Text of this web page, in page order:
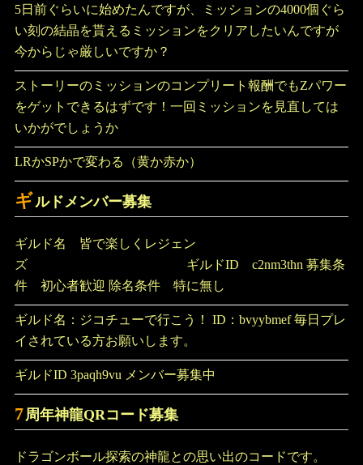
5日前ぐらいに始めたんですが、ミッションの4000個ぐら
い刻の結晶を貰えるミッションをクリアしたいんですが
今からじゃ厳しいですか？
ストーリーのミッションのコンプリート報酬でもZパワー
をゲットできるはずです！一回ミッションを見直しては
いかがでしょうか
LRかSPかで変わる（黄か赤か）
ギルドメンバー募集
ギルド名 皆で楽しくレジェン
ズ ギルドID c2nm3thn 募集条
件 初心者歓迎 除名条件 特に無し
ギルド名：ジコチューで行こう！ ID：bvyybmef 毎日プレ
イされている方お願いします。
ギルドID 3paqh9vu メンバー募集中
7周年神龍QRコード募集
ドラゴンボール探索の神龍との思い出のコードです。